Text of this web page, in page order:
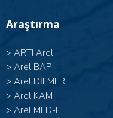
Araştırma
> ARTI Arel
> Arel BAP
> Arel DİLMER
> Arel KAM
> Arel MED-I